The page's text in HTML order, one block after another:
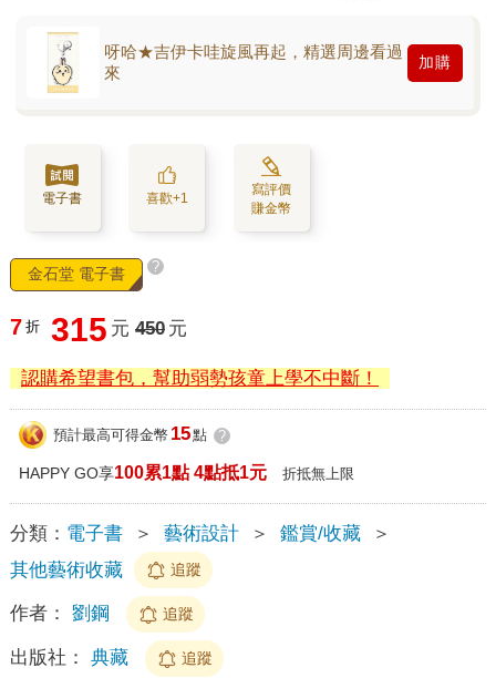
呀哈★吉伊卡哇旋風再起，精選周邊看過
來
加購
電子書 喜歡+1
寫評價
賺金幣
金石堂 電子書 ?
7 折 315 元 450 元
認購希望書包，幫助弱勢孩童上學不中斷！
預計最高可得金幣 15點 ?
HAPPY GO享100累1點 4點抵1元 折抵無上限
分類： 電子書 ＞ 藝術設計 ＞ 鑑賞/收藏
＞
其他藝術收藏
追蹤
作者： 劉鋼 追蹤
出版社： 典藏 追蹤